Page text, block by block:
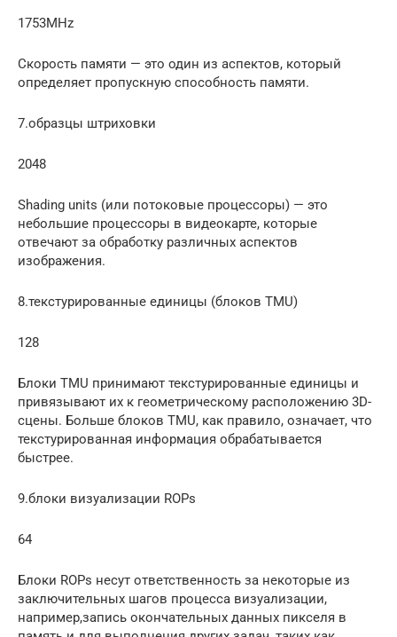
1753MHz
Скорость памяти — это один из аспектов, который
определяет пропускную способность памяти.
7.образцы штриховки
2048
Shading units (или потоковые процессоры) — это
небольшие процессоры в видеокарте, которые
отвечают за обработку различных аспектов
изображения.
8.текстурированные единицы (блоков TMU)
128
Блоки TMU принимают текстурированные единицы и
привязывают их к геометрическому расположению 3D-
сцены. Больше блоков TMU, как правило, означает, что
текстурированная информация обрабатывается
быстрее.
9.блоки визуализации ROPs
64
Блоки ROPs несут ответственность за некоторые из
заключительных шагов процесса визуализации,
например,запись окончательных данных пикселя в